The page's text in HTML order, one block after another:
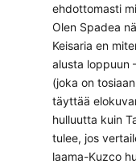
ehdottomasti
Olen Spadea
Keisaria en
alusta loppuun
(joka on
täyttää
hulluutta kuin
tulee, jos
laama-Kuzco